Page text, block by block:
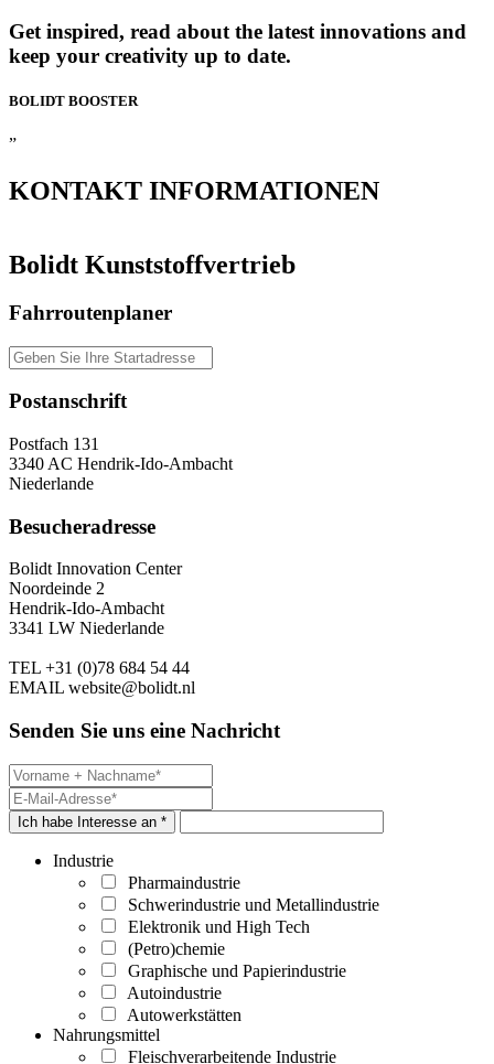
Get inspired, read about the latest innovations and
keep your creativity up to date.
BOLIDT BOOSTER
”
KONTAKT INFORMATIONEN
Bolidt Kunststoffvertrieb
Fahrroutenplaner
Postanschrift
Postfach 131
3340 AC Hendrik-Ido-Ambacht
Niederlande
Besucheradresse
Bolidt Innovation Center
Noordeinde 2
Hendrik-Ido-Ambacht
3341 LW Niederlande
TEL +31 (0)78 684 54 44
EMAIL website@bolidt.nl
Senden Sie uns eine Nachricht
Ich habe Interesse an *
Industrie
Pharmaindustrie
Schwerindustrie und Metallindustrie
Elektronik und High Tech
(Petro)chemie
Graphische und Papierindustrie
Autoindustrie
Autowerkstätten
Nahrungsmittel
Fleischverarbeitende Industrie